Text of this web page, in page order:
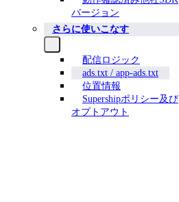
バージョン
さらに使いこなす
配信ロジック
ads.txt / app-ads.txt
位置情報
Supershipポリシー及び
オプトアウト